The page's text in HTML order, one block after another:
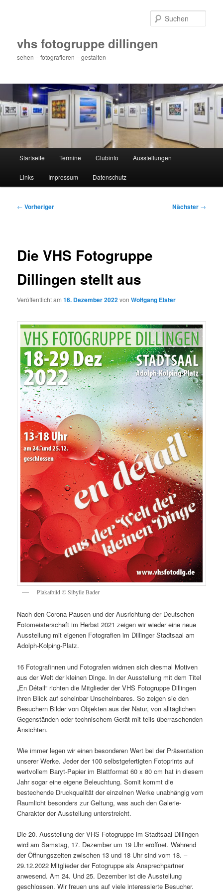
vhs fotogruppe dillingen
sehen – fotografieren – gestalten
Startseite Termine Clubinfo Ausstellungen
Links Impressum Datenschutz
Beitragsnavigation
← Vorheriger Nächster →
Die VHS Fotogruppe
Dillingen stellt aus
Veröffentlicht am16. Dezember 2022vonWolfgang Elster
Plakatbild © Sibylle Bader
Nach den Corona-Pausen und der Ausrichtung der Deutschen
Fotomeisterschaft im Herbst 2021 zeigen wir wieder eine neue
Ausstellung mit eigenen Fotografien im Dillinger Stadtsaal am
Adolph-Kolping-Platz.
16 Fotografinnen und Fotografen widmen sich diesmal Motiven
aus der Welt der kleinen Dinge. In der Ausstellung mit dem Titel
„En Détail“ richten die Mitglieder der VHS Fotogruppe Dillingen
ihren Blick auf scheinbar Unscheinbares. So zeigen sie den
Besuchern Bilder von Objekten aus der Natur, von alltäglichen
Gegenständen oder technischem Gerät mit teils überraschenden
Ansichten.
Wie immer legen wir einen besonderen Wert bei der Präsentation
unserer Werke. Jeder der 100 selbstgefertigten Fotoprints auf
wertvollem Baryt-Papier im Blattformat 60 x 80 cm hat in diesem
Jahr sogar eine eigene Beleuchtung. Somit kommt die
bestechende Druckqualität der einzelnen Werke unabhängig vom
Raumlicht besonders zur Geltung, was auch den Galerie-
Charakter der Ausstellung unterstreicht.
Die 20. Ausstellung der VHS Fotogruppe im Stadtsaal Dillingen
wird am Samstag, 17. Dezember um 19 Uhr eröffnet. Während
der Öffnungszeiten zwischen 13 und 18 Uhr sind vom 18. –
29.12.2022 Mitglieder der Fotogruppe als Ansprechpartner
anwesend. Am 24. Und 25. Dezember ist die Ausstellung
geschlossen. Wir freuen uns auf viele interessierte Besucher.